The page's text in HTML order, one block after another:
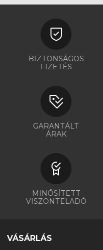
BIZTONSÁGOS
FIZETÉS
GARANTÁLT
ÁRAK
MINŐSÍTETT
VISZONTELADÓ
VÁSÁRLÁS